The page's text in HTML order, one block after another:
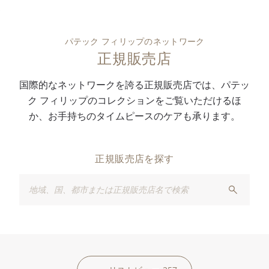
パテック フィリップのネットワーク
正規販売店
国際的なネットワークを誇る正規販売店では、パテッ
ク フィリップのコレクションをご覧いただけるほ
か、お手持ちのタイムピースのケアも承ります。
正規販売店を探す